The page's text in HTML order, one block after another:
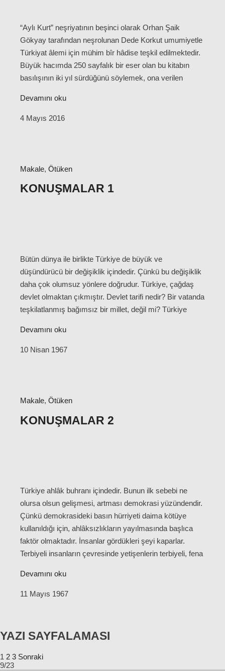
“Aylı Kurt” neşriyatının beşinci olarak Orhan Şaik
Gökyay tarafından neşrolunan Dede Korkut umumiyetle
Türkiyat âlemi için mühim bîr hâdise teşkil edilmektedir.
Büyük hacımda 250 sayfalık bir eser olan bu kitabın
basılışının iki yıl sürdüğünü söylemek, ona verilen
Devamını oku
4 Mayıs 2016
Makale, Ötüken
KONUŞMALAR 1
Bütün dünya ile birlikte Türkiye de büyük ve
düşündürücü bir değişiklik içindedir. Çünkü bu değişiklik
daha çok olumsuz yönlere doğrudur. Türkiye, çağdaş
devlet olmaktan çıkmıştır. Devlet tarifi nedir? Bir vatanda
teşkilatlanmış bağımsız bir millet, değil mi? Türkiye
Devamını oku
10 Nisan 1967
Makale, Ötüken
KONUŞMALAR 2
Türkiye ahlâk buhranı içindedir. Bunun ilk sebebi ne
olursa olsun gelişmesi, artması demokrasi yüzündendir.
Çünkü demokrasideki basın hürriyeti daima kötüye
kullanıldığı için, ahlâksızlıkların yayılmasında başlıca
faktör olmaktadır. İnsanlar gördükleri şeyi kaparlar.
Terbiyeli insanların çevresinde yetişenlerin terbiyeli, fena
Devamını oku
11 Mayıs 1967
YAZI SAYFALAMASI
1 2 3 Sonraki
9/23